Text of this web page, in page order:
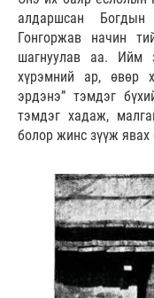
алдаршсан
Гонгоржав начин
шагнуулав аа. Ийм
хүрэмний ар, өвөр
эрдэнэ” тэмдэг
тэмдэг хадаж,
болор жинс зүүж явах